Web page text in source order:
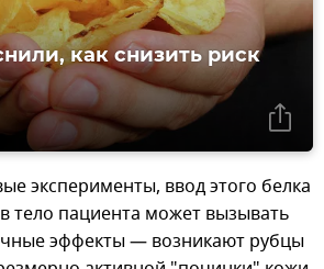
как снизить риск
эксперименты, ввод этого белка
тело пациента может вызывать
эффекты — возникают рубцы